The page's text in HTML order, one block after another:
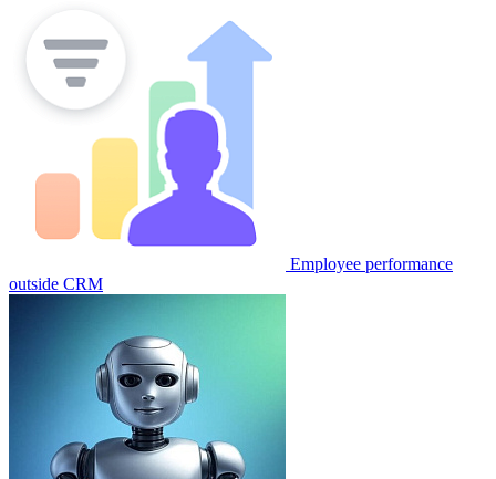
Employee performance
outside CRM